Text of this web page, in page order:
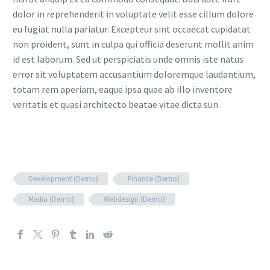
dolor in reprehenderit in voluptate velit esse cillum dolore
eu fugiat nulla pariatur. Excepteur sint occaecat cupidatat
non proident, sunt in culpa qui officia deserunt mollit anim
id est laborum. Sed ut perspiciatis unde omnis iste natus
error sit voluptatem accusantium doloremque laudantium,
totam rem aperiam, eaque ipsa quae ab illo inventore
veritatis et quasi architecto beatae vitae dicta sun.
Development (Demo)
Finance (Demo)
Media (Demo)
Webdesign (Demo)